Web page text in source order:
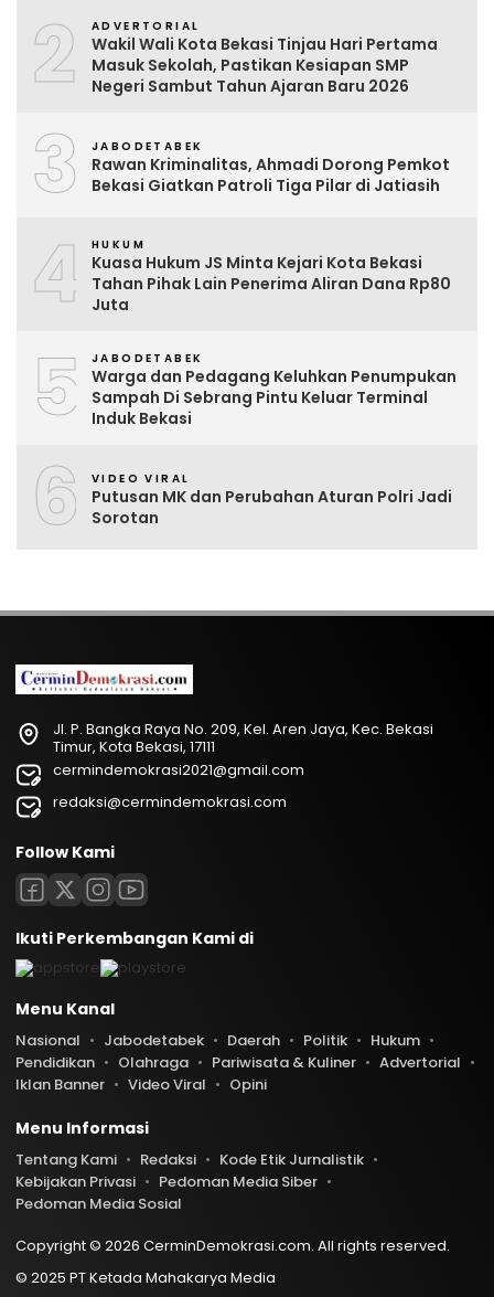
2 ADVERTORIAL
Wakil Wali Kota Bekasi Tinjau Hari Pertama
Masuk Sekolah, Pastikan Kesiapan SMP
Negeri Sambut Tahun Ajaran Baru 2026
3 JABODETABEK
Rawan Kriminalitas, Ahmadi Dorong Pemkot
Bekasi Giatkan Patroli Tiga Pilar di Jatiasih
4 HUKUM
Kuasa Hukum JS Minta Kejari Kota Bekasi
Tahan Pihak Lain Penerima Aliran Dana Rp80
Juta
5 JABODETABEK
Warga dan Pedagang Keluhkan Penumpukan
Sampah Di Sebrang Pintu Keluar Terminal
Induk Bekasi
6 VIDEO VIRAL
Putusan MK dan Perubahan Aturan Polri Jadi
Sorotan
Jl. P. Bangka Raya No. 209, Kel. Aren Jaya, Kec. Bekasi
Timur, Kota Bekasi, 17111
cermindemokrasi2021@gmail.com
redaksi@cermindemokrasi.com
Follow Kami
Ikuti Perkembangan Kami di
Menu Kanal
Nasional Jabodetabek Daerah Politik
Hukum
Pendidikan
Olahraga Pariwisata & Kuliner
Advertorial
Iklan Banner
Video Viral Opini
Menu Informasi
Tentang Kami Redaksi
Kode Etik Jurnalistik
Kebijakan Privasi
Pedoman Media Siber
Pedoman Media Sosial
Copyright © 2026 CerminDemokrasi.com. All rights reserved.
© 2025 PT Ketada Mahakarya Media